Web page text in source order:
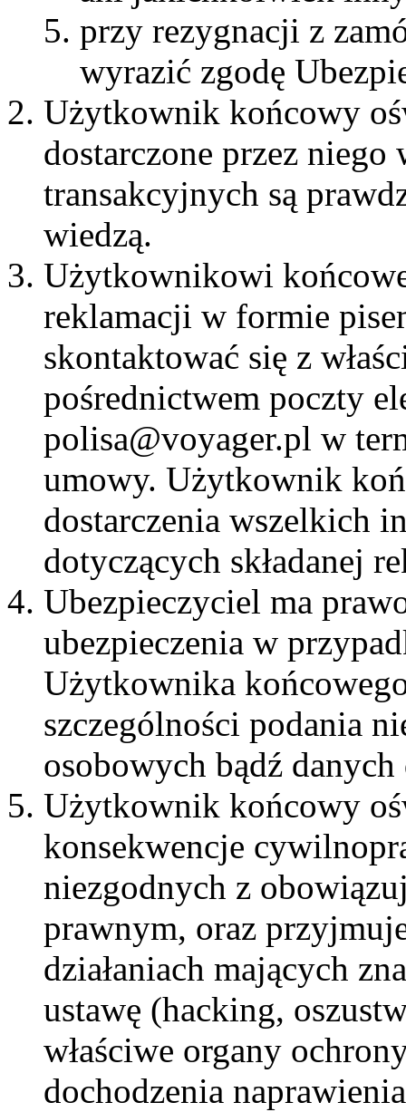
przy rezygnacji z
wyrazić zgodę
Użytkownik końcowy
dostarczone przez
transakcyjnych są
wiedzą.
Użytkownikowi
reklamacji w formie
skontaktować się z
pośrednictwem poczty
polisa@voyager.pl w
umowy. Użytkownik
dostarczenia wszelkich
dotyczących składanej
Ubezpieczyciel ma
ubezpieczenia w
Użytkownika
szczególności podania
osobowych bądź
Użytkownik końcowy
konsekwencje
niezgodnych z
prawnym, oraz
działaniach mających
ustawę (hacking,
właściwe organy
dochodzenia